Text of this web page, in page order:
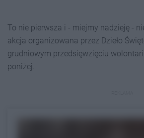
To nie pierwsza i - miejmy nadzieję -
akcja organizowana przez Dzieło
grudniowym przedsięwzięciu
poniżej.